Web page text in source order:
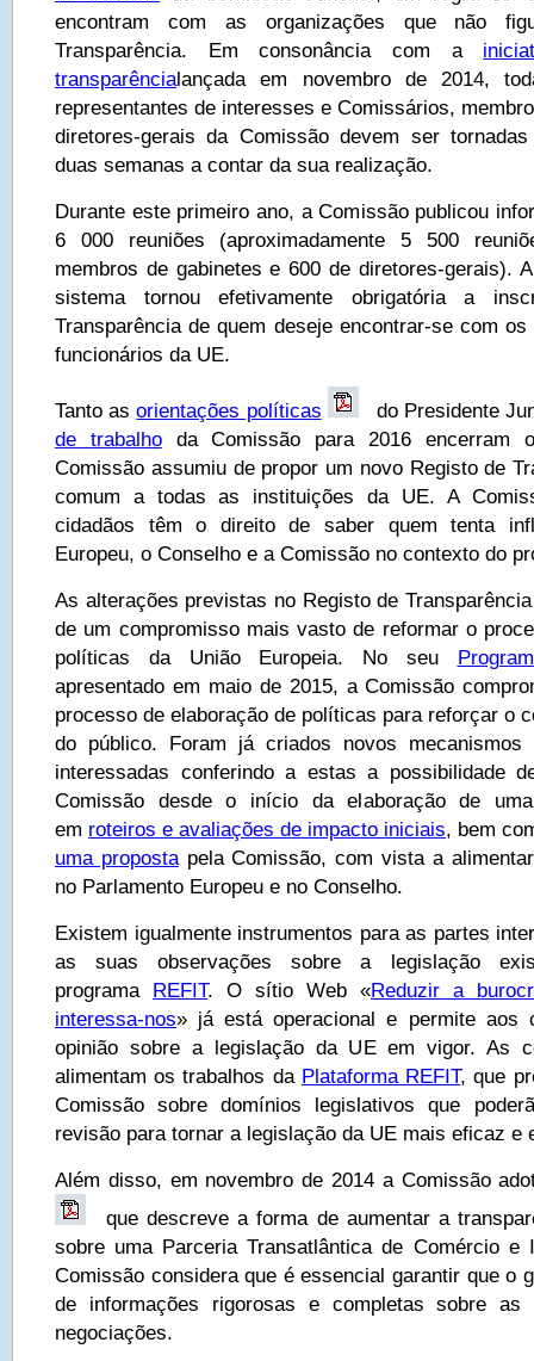
encontram com as organizações que não
Transparência. Em consonância com a
transparêncialançada em novembro de 2014,
representantes de interesses e Comissários,
diretores-gerais da Comissão devem ser
duas semanas a contar da sua realização.
Durante este primeiro ano, a Comissão publicou
6 000 reuniões (aproximadamente 5 500
membros de gabinetes e 600 de diretores-gerais).
sistema tornou efetivamente obrigatória a
Transparência de quem deseje encontrar-se com
funcionários da UE.
Tanto asorientações políticas
do Presidente
de trabalhoda Comissão para 2016 encerram
Comissão assumiu de propor um novo Registo de
comum a todas as instituições da UE. A
cidadãos têm o direito de saber quem tenta
Europeu, o Conselho e a Comissão no contexto do
As alterações previstas no Registo de
de um compromisso mais vasto de reformar o
políticas da União Europeia. No seu
apresentado em maio de 2015, a Comissão
processo de elaboração de políticas para reforçar o
do público. Foram já criados novos
interessadas conferindo a estas a possibilidade
Comissão desde o início da elaboração de
em roteiros e avaliações de impacto iniciais, bem
uma propostapela Comissão, com vista a
no Parlamento Europeu e no Conselho.
Existem igualmente instrumentos para as partes
as suas observações sobre a legislação
programa REFIT. O sítio Web «Reduzir a
interessa-nos» já está operacional e permite aos
opinião sobre a legislação da UE em vigor. As
alimentam os trabalhos da Plataforma REFIT, que
Comissão sobre domínios legislativos que
revisão para tornar a legislação da UE mais eficaz e
Além disso, em novembro de 2014 a Comissão
que descreve a forma de aumentar a
sobre uma Parceria Transatlântica de Comércio e
Comissão considera que é essencial garantir que o
de informações rigorosas e completas sobre
negociações.